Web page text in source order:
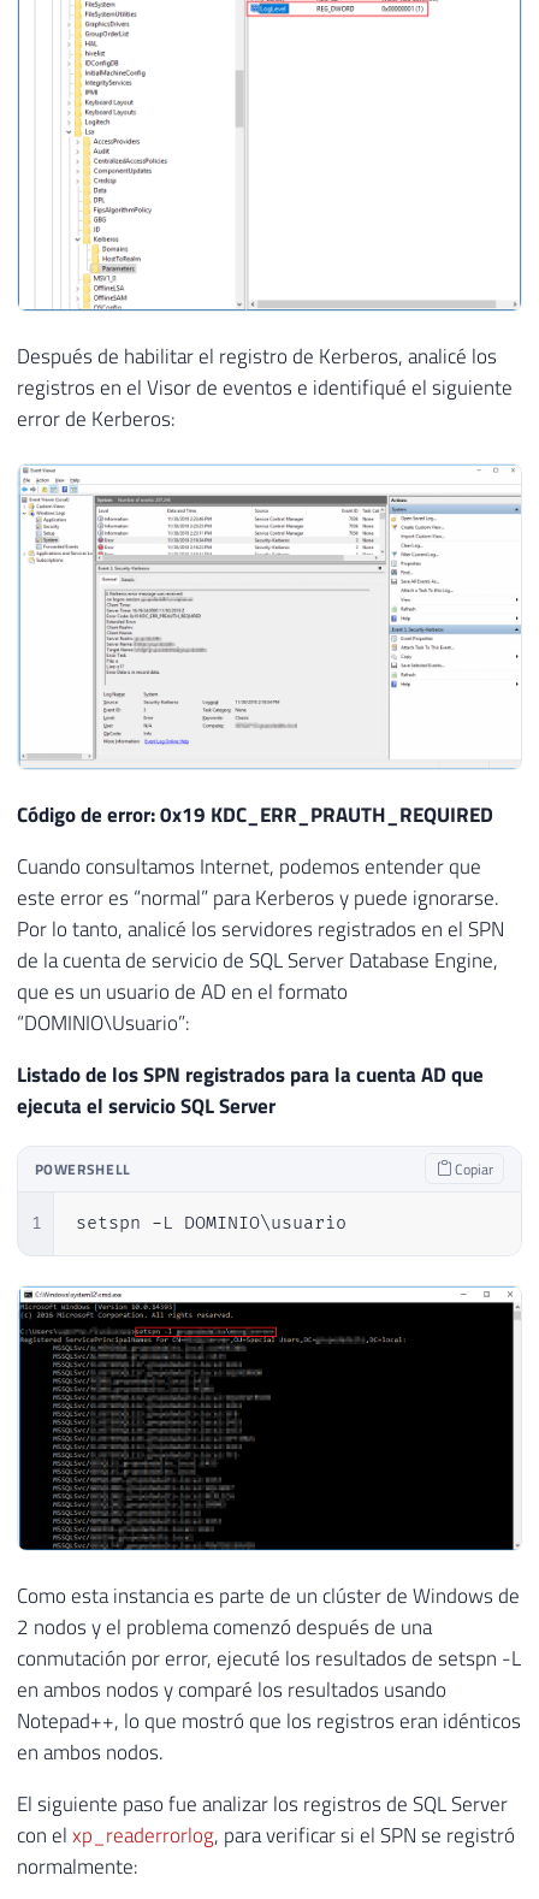
Después de habilitar el registro de Kerberos, analicé los
registros en el Visor de eventos e identifiqué el siguiente
error de Kerberos:
Código de error: 0x19 KDC_ERR_PRAUTH_REQUIRED
Cuando consultamos Internet, podemos entender que
este error es “normal” para Kerberos y puede ignorarse.
Por lo tanto, analicé los servidores registrados en el SPN
de la cuenta de servicio de SQL Server Database Engine,
que es un usuario de AD en el formato
“DOMINIO\Usuario”:
Listado de los SPN registrados para la cuenta AD que
ejecuta el servicio SQL Server
POWERSHELL Copiar
1 setspn -L DOMINIO\usuario
Como esta instancia es parte de un clúster de Windows de
2 nodos y el problema comenzó después de una
conmutación por error, ejecuté los resultados de setspn -L
en ambos nodos y comparé los resultados usando
Notepad++, lo que mostró que los registros eran idénticos
en ambos nodos.
El siguiente paso fue analizar los registros de SQL Server
con elxp_readerrorlog, para verificar si el SPN se registró
normalmente: